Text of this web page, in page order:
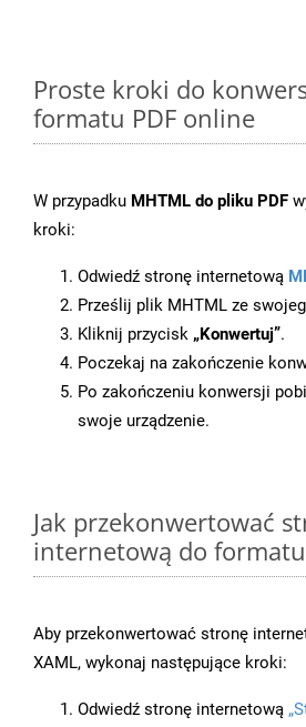
Proste kroki do
formatu PDF online
W przypadku MHTML do pliku PDF
kroki:
Odwiedź stronę internetową
Prześlij plik MHTML ze
Kliknij przycisk „Konwertuj”.
Poczekaj na zakończenie
Po zakończeniu konwersji
swoje urządzenie.
Jak przekonwertować
internetową do
Aby przekonwertować stronę
XAML, wykonaj następujące kroki:
Odwiedź stronę internetową